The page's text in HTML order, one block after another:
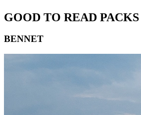
GOOD TO READ PACKS
BENNET